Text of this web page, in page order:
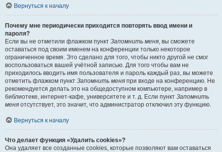
Вернуться к началу
Почему мне периодически приходится повторять ввод имени и
пароля?
Если вы не отметили флажком пункт Запомнить меня, вы сможете
оставаться под своим именем на конференции только некоторое
ограниченное время. Это сделано для того, чтобы никто другой не смог
воспользоваться вашей учётной записью. Для того чтобы вам не
приходилось вводить имя пользователя и пароль каждый раз, вы можете
отметить флажком пункт Запомнить меня при входе на конференцию. Не
рекомендуется делать это на общедоступном компьютере, например в
библиотеке, интернет-кафе, университете и т. д. Если пункт Запомнить
меня отсутствует, это значит, что администратор отключил эту функцию.
Вернуться к началу
Что делает функция «Удалить cookies»?
Она удаляет все созданные cookies, которые позволяют вам оставаться